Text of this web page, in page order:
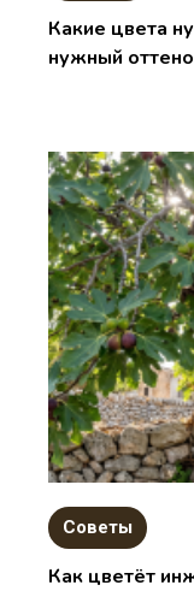
Какие цвета
нужный
Советы
Как цветёт